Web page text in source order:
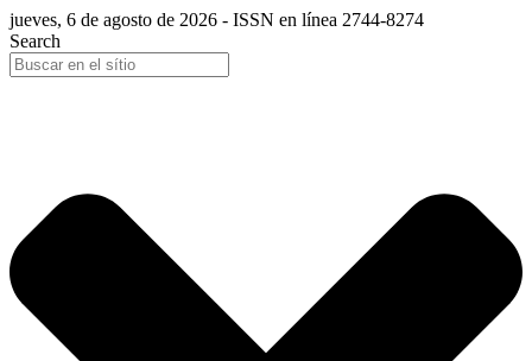
jueves, 6 de agosto de 2026 - ISSN en línea 2744-8274
Search